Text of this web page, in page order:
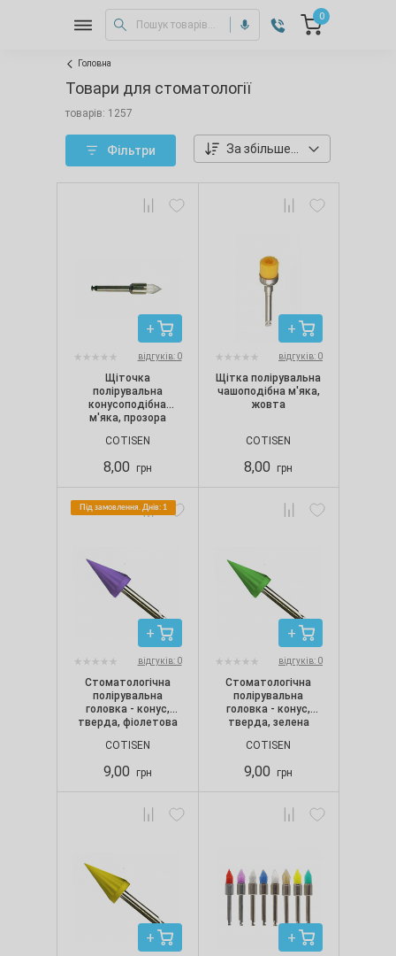
0
Головна
Товари для стоматології
товарів: 1257
Фільтри
відгуків: 0
Щіточка
полірувальна
конусоподібна
м'яка, прозора
COTISEN
8,00 грн
відгуків: 0
Щітка полірувальна
чашоподібна м'яка,
жовта
COTISEN
8,00 грн
Під замовлення. Днів: 1
відгуків: 0
Стоматологічна
полірувальна
головка - конус,
тверда, фіолетова
COTISEN
9,00 грн
відгуків: 0
Стоматологічна
полірувальна
головка - конус,
тверда, зелена
COTISEN
9,00 грн